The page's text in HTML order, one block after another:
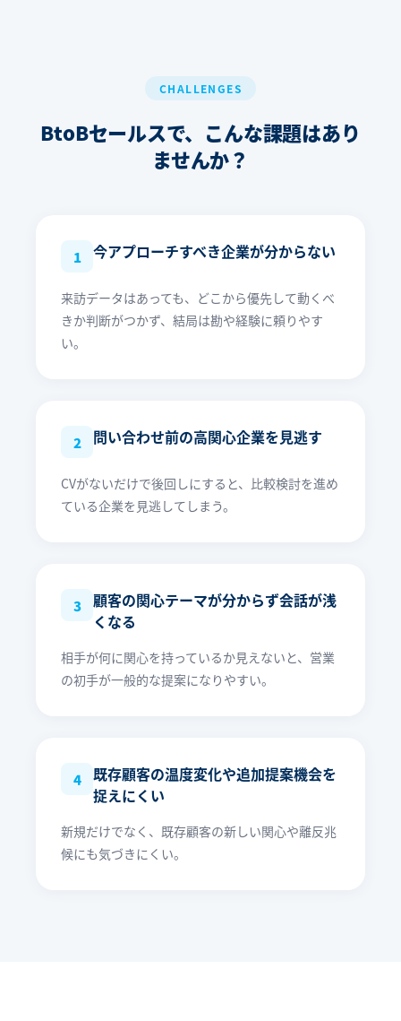
CHALLENGES
BtoBセールスで、こんな課題はあり
ませんか？
1 今アプローチすべき企業が分からない
来訪データはあっても、どこから優先して動くべ
きか判断がつかず、結局は勘や経験に頼りやす
い。
2 問い合わせ前の高関心企業を見逃す
CVがないだけで後回しにすると、比較検討を進め
ている企業を見逃してしまう。
3
顧客の関心テーマが分からず会話が浅
くなる
相手が何に関心を持っているか見えないと、営業
の初手が一般的な提案になりやすい。
4
既存顧客の温度変化や追加提案機会を
捉えにくい
新規だけでなく、既存顧客の新しい関心や離反兆
候にも気づきにくい。